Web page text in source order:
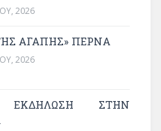
2026
ΑΓΆΠΗΣ» ΠΕΡΝΆ
2026
ΕΚΔΗΛΩΣΗ ΣΤΗΝ